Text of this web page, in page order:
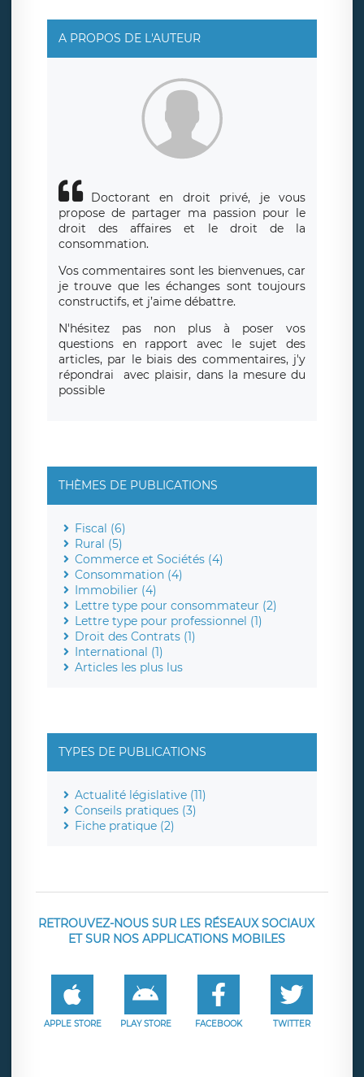
A PROPOS DE L'AUTEUR
Doctorant en droit privé, je vous
propose de partager ma passion pour le
droit des affaires et le droit de la
consommation.
Vos commentaires sont les bienvenues, car
je trouve que les échanges sont toujours
constructifs, et j’aime débattre.
N'hésitez pas non plus à poser vos
questions en rapport avec le sujet des
articles, par le biais des commentaires, j'y
répondrai avec plaisir, dans la mesure du
possible
THÈMES DE PUBLICATIONS
Fiscal (6)
Rural (5)
Commerce et Sociétés (4)
Consommation (4)
Immobilier (4)
Lettre type pour consommateur (2)
Lettre type pour professionnel (1)
Droit des Contrats (1)
International (1)
Articles les plus lus
TYPES DE PUBLICATIONS
Actualité législative (11)
Conseils pratiques (3)
Fiche pratique (2)
RETROUVEZ-NOUS SUR LES RÉSEAUX SOCIAUX
ET SUR NOS APPLICATIONS MOBILES
APPLE STORE PLAY STORE FACEBOOK TWITTER